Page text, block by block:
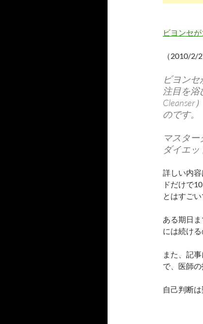
ビヨンセ
（2010/2/
ビヨン
注目を浴
Cleanser
のです。
マスタ
ダイエッ
詳しい内
ドだけで
とはすごい
ある期日
には続け
また、記
で、医師
自己判断